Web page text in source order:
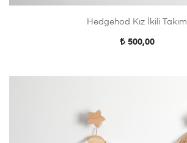
Hedgehod Kız İkili Takım
500,00